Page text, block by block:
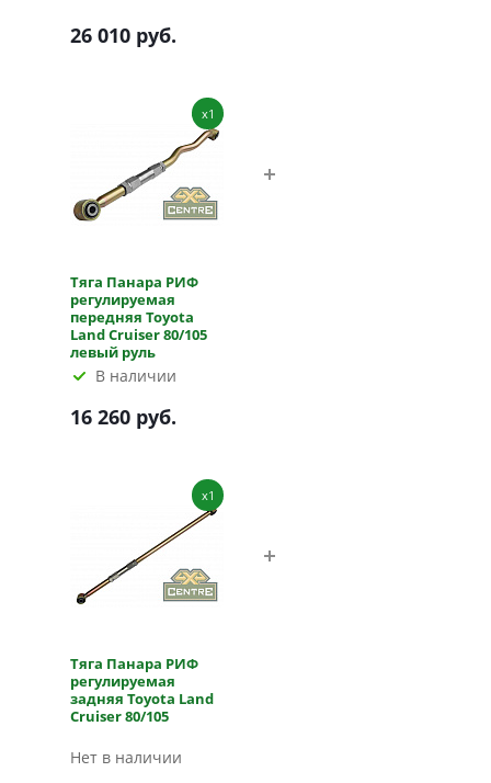
26 010 руб.
x1
Тяга Панара РИФ
регулируемая
передняя Toyota
Land Cruiser 80/105
левый руль
В наличии
16 260 руб.
x1
Тяга Панара РИФ
регулируемая
задняя Toyota Land
Cruiser 80/105
Нет в наличии